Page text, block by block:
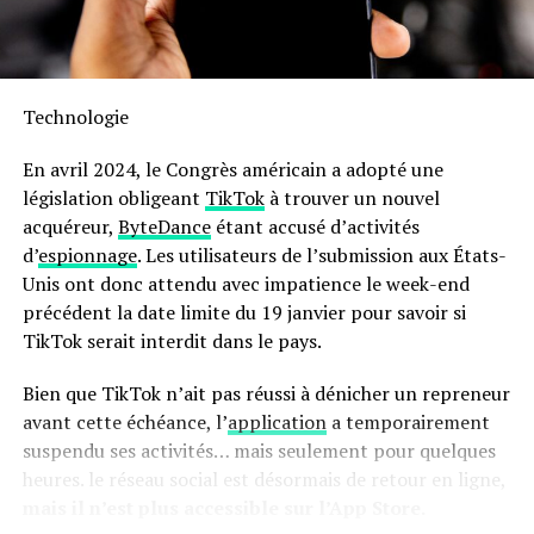
l’inspiration culinaire lorsque nécessaire.
Sa capacité généreuse permet non seulement la
moins énergivore et presque deux fois plus rapide qu’un
tactile facilite son utilisation quotidienne.
en outre, le panier antiadhésif compatible lave-vaisselle
simplifie grandement l’entretien après chaque
utilisation. N’oubliez pas qu’il s’agit là encore d’une
offre temporaire ; ne tardez donc pas si vous souhaitez
profiter du meilleur prix possible sur cette friteuse
Pour accéder à cette remise exceptionnelle :
Technologie
En avril 2024, le Congrès américain a adopté une
législation obligeant TikTokà trouver un nouvel
acquéreur, ByteDanceétant accusé d’activités
d’espionnage. Les utilisateurs de l’submission aux États-
Unis ont donc attendu avec impatience le week-end
précédent la date limite du 19 janvier pour savoir si
TikTok serait interdit dans le pays.
Bien que TikTok n’ait pas réussi à dénicher un repreneur
avant cette échéance, l’applicationa temporairement
suspendu ses activités… mais seulement pour quelques
heures. le réseau social est désormais de retour en ligne,